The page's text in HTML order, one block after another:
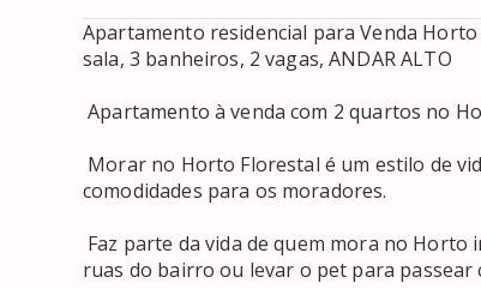
Apartamento residencial para Venda
sala, 3 banheiros, 2 vagas, ANDAR ALTO
Apartamento à venda com 2 quartos no Horto Florestal Código FS17452
comodidades para os moradores.
ruas do bairro ou levar o pet para passear